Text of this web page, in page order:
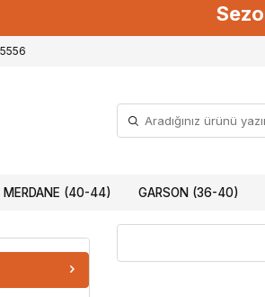
MERDANE (40-44) GARSON (36-40)